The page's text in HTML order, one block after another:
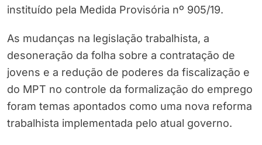
instituído pela Medida Provisória nº 905/19.
As mudanças na legislação trabalhista, a
desoneração da folha sobre a contratação de
jovens e a redução de poderes da fiscalização e
do MPT no controle da formalização do emprego
foram temas apontados como uma nova reforma
trabalhista implementada pelo atual governo.